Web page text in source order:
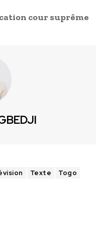
cour suprême
Texte Togo